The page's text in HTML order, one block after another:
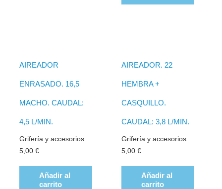
AIREADOR
ENRASADO. 16,5
MACHO. CAUDAL:
4,5 L/MIN.
Grifería y accesorios
5,00€
Añadir al
carrito
AIREADOR. 22
HEMBRA +
CASQUILLO.
CAUDAL: 3,8 L/MIN.
Grifería y accesorios
5,00 €
Añadir al
carrito